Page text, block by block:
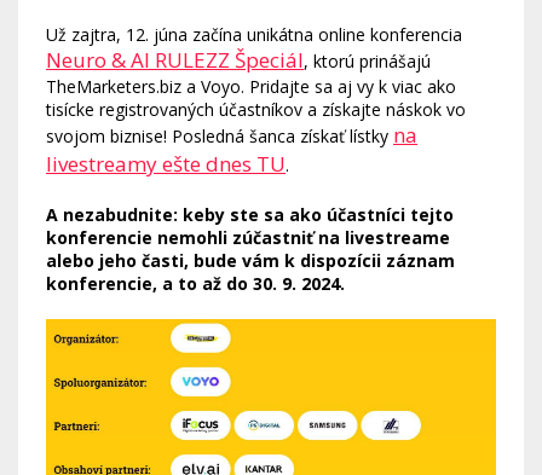
Už zajtra, 12. júna začína unikátna online konferencia
Neuro & AI RULEZZ Špeciál, ktorú prinášajú
TheMarketers.biz a Voyo. Pridajte sa aj vy k viac ako
tisícke registrovaných účastníkov a získajte náskok vo
svojom biznise! Posledná šanca získať lístky na
livestreamy ešte dnes TU.
A nezabudnite: keby ste sa ako účastníci tejto
konferencie nemohli zúčastniť na livestreame
alebo jeho časti, bude vám k dispozícii záznam
konferencie, a to až do 30. 9. 2024.